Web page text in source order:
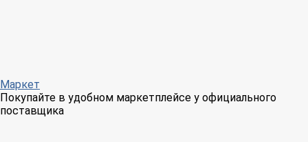
Маркет
Покупайте в удобном маркетплейсе у официального
поставщика